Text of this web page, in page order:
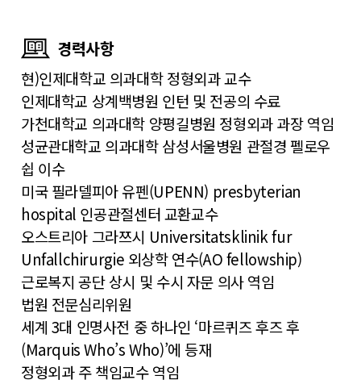
경력사항
현)인제대학교 의과대학 정형외과 교수
인제대학교 상계백병원 인턴 및 전공의 수료
가천대학교 의과대학 양평길병원 정형외과 과장 역임
성균관대학교 의과대학 삼성서울병원 관절경 펠로우
쉽 이수
미국 필라델피아 유펜(UPENN) presbyterian
hospital 인공관절센터 교환교수
오스트리아 그라쯔시 Universitatsklinik fur
Unfallchirurgie 외상학 연수(AO fellowship)
근로복지 공단 상시 및 수시 자문 의사 역임
법원 전문심리위원
세계 3대 인명사전 중 하나인 ‘마르퀴즈 후즈 후
(Marquis Who’s Who)’에 등재
정형외과 주 책임교수 역임